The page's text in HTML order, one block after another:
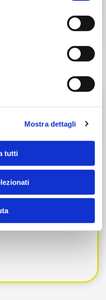
Mostra dettagli
tutti
guida dei nuovi
autonomi più
più efficace.